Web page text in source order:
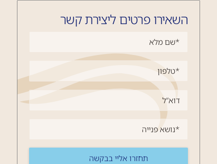
טיפולים הוליסטיים
הידרותרפיה
ספורט
השאירו פרטים ליצירת קשר